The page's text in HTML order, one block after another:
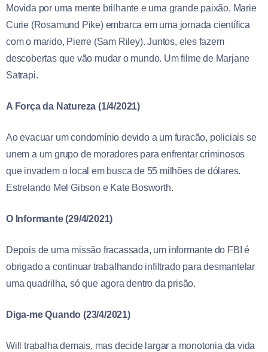
Movida por uma mente brilhante e uma grande paixão, Marie
Curie (Rosamund Pike) embarca em uma jornada científica
com o marido, Pierre (Sam Riley). Juntos, eles fazem
descobertas que vão mudar o mundo. Um filme de Marjane
Satrapi.
A Força da Natureza (1/4/2021)
Ao evacuar um condomínio devido a um furacão, policiais se
unem a um grupo de moradores para enfrentar criminosos
que invadem o local em busca de 55 milhões de dólares.
Estrelando Mel Gibson e Kate Bosworth.
O Informante (29/4/2021)
Depois de uma missão fracassada, um informante do FBI é
obrigado a continuar trabalhando infiltrado para desmantelar
uma quadrilha, só que agora dentro da prisão.
Diga-me Quando (23/4/2021)
Will trabalha demais, mas decide largar a monotonia da vida